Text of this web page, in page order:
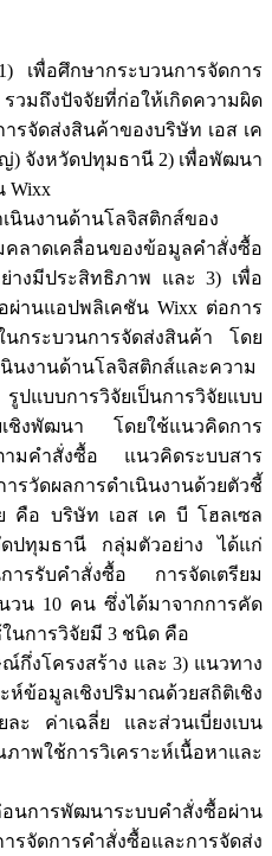
เพื่อศึกษากระบวนการจัดการ
มถึงปัจจัยที่ก่อให้เกิดความผิด
รจัดส่งสินค้าของบริษัท เอส เค
) จังหวัดปทุมธานี 2) เพื่อพัฒนา
Wixx
นินงานด้านโลจิสติกส์ของ
ลาดเคลื่อนของข้อมูลคำสั่งซื้อ
างมีประสิทธิภาพ และ 3) เพื่อ
ผ่านแอปพลิเคชัน Wixx ต่อการ
นกระบวนการจัดส่งสินค้า โดย
นงานด้านโลจิสติกส์และความ
ปแบบการวิจัยเป็นการวิจัยแบบ
ชิงพัฒนา โดยใช้แนวคิดการ
ามคำสั่งซื้อ แนวคิดระบบสาร
รวัดผลการดำเนินงานด้วยตัวชี้
คือ บริษัท เอส เค บี โฮลเซล
ปทุมธานี กลุ่มตัวอย่าง ได้แก่
ารรับคำสั่งซื้อ การจัดเตรียม
วน 10 คน ซึ่งได้มาจากการคัด
ในการวิจัยมี 3 ชนิด คือ
กึ่งโครงสร้าง และ 3) แนวทาง
มูลเชิงปริมาณด้วยสถิติเชิง
ค่าเฉลี่ย และส่วนเบี่ยงเบน
พใช้การวิเคราะห์เนื้อหาและ
รพัฒนาระบบคำสั่งซื้อผ่าน
จัดการคำสั่งซื้อและการจัดส่ง